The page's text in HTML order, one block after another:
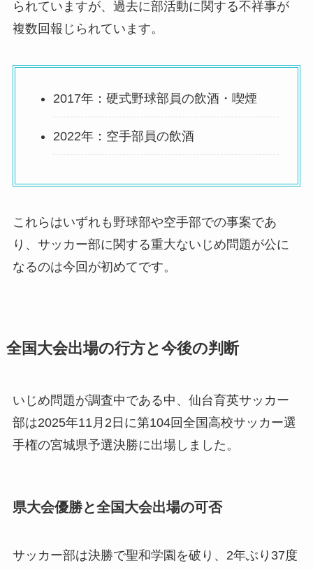
られていますが、過去に部活動に関する不祥事が
複数回報じられています。
2017年：硬式野球部員の飲酒・喫煙
2022年：空手部員の飲酒
これらはいずれも野球部や空手部での事案であ
り、サッカー部に関する重大ないじめ問題が公に
なるのは今回が初めてです。
全国大会出場の行方と今後の判断
いじめ問題が調査中である中、仙台育英サッカー
部は2025年11月2日に第104回全国高校サッカー選
手権の宮城県予選決勝に出場しました。
県大会優勝と全国大会出場の可否
サッカー部は決勝で聖和学園を破り、2年ぶり37度